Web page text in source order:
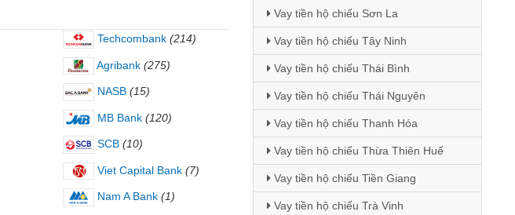
Techcombank (214)
Agribank (275)
NASB (15)
MB Bank (120)
SCB (10)
Viet Capital Bank (7)
Nam A Bank (1)
Vay tiền hộ chiếu Sơn La
Vay tiền hộ chiếu Tây Ninh
Vay tiền hộ chiếu Thái Bình
Vay tiền hộ chiếu Thái Nguyên
Vay tiền hộ chiếu Thanh Hóa
Vay tiền hộ chiếu Thừa Thiên Huế
Vay tiền hộ chiếu Tiền Giang
Vay tiền hộ chiếu Trà Vinh